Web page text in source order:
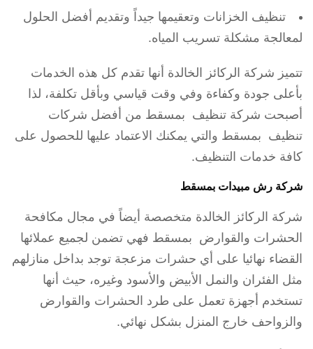
تنظيف الخزانات وتعقيمها جيداً وتقديم أفضل الحلول
لمعالجة مشكلة تسريب المياه.
تتميز شركة الركائز الخالدة أنها تقدم كل هذه الخدمات
بأعلى جودة وكفاءة وفي وقت قياسي وبأقل تكلفة، لذا
أصبحت شركة تنظيف بمسقط من أفضل شركات
تنظيف بمسقط والتي يمكنك الاعتماد عليها للحصول على
كافة خدمات التنظيف.
شركة رش مبيدات بمسقط
شركة الركائز الخالدة متخصصة أيضاً في مجال مكافحة
الحشرات والقوارض بمسقط فهي تضمن لجميع عملائها
القضاء نهائيا على أي حشرات مزعجة توجد بداخل منازلهم
مثل الفئران والنمل الأبيض والأسود وغيره، حيث أنها
تستخدم أجهزة تعمل على طرد الحشرات والقوارض
والزواحف خارج المنزل بشكل نهائي.